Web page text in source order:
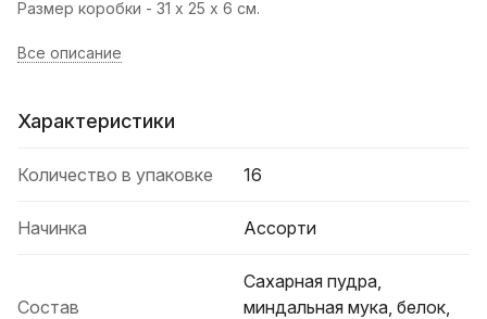
Размер коробки - 31 х 25 х 6 см.
Все описание
Характеристики
Количество в упаковке 16
Начинка Ассорти
Состав
Сахарная пудра,
миндальная мука, белок,